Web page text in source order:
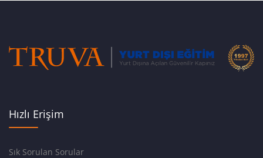
Hızlı Erişim
Sık Sorulan Sorular